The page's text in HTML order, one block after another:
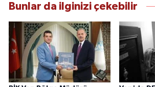
bilgilendirmektedir.
Bunlar da ilginizi çekebilir